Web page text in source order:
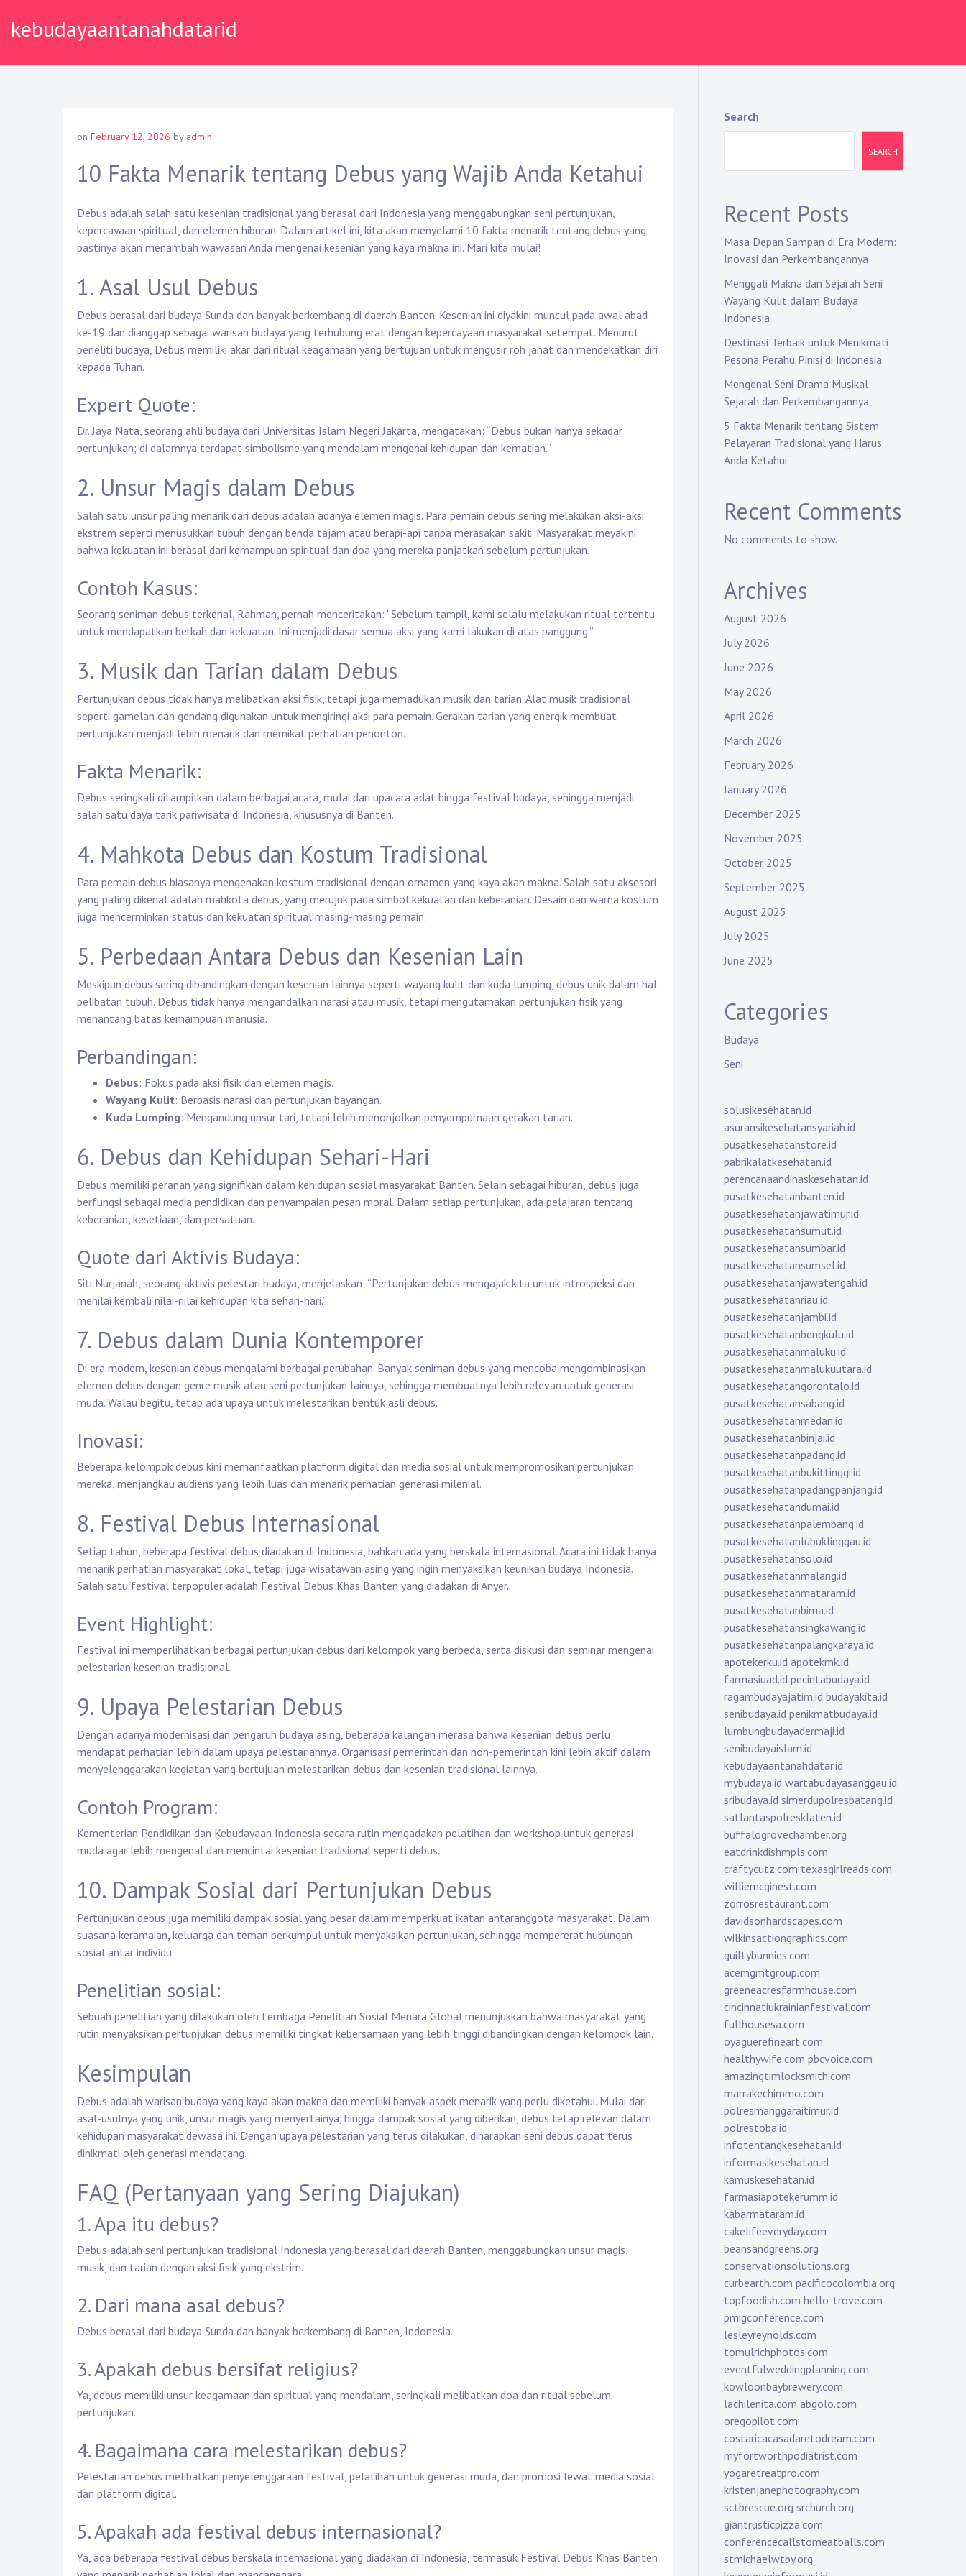
kebudayaantanahdatarid
on February 12, 2026 by admin
10 Fakta Menarik tentang Debus yang Wajib Anda Ketahui
Debus adalah salah satu kesenian tradisional yang berasal dari Indonesia yang menggabungkan seni pertunjukan,
kepercayaan spiritual, dan elemen hiburan. Dalam artikel ini, kita akan menyelami 10 fakta menarik tentang debus yang
pastinya akan menambah wawasan Anda mengenai kesenian yang kaya makna ini. Mari kita mulai!
1. Asal Usul Debus
Debus berasal dari budaya Sunda dan banyak berkembang di daerah Banten. Kesenian ini diyakini muncul pada awal abad
ke-19 dan dianggap sebagai warisan budaya yang terhubung erat dengan kepercayaan masyarakat setempat. Menurut
peneliti budaya, Debus memiliki akar dari ritual keagamaan yang bertujuan untuk mengusir roh jahat dan mendekatkan diri
kepada Tuhan.
Expert Quote:
Dr. Jaya Nata, seorang ahli budaya dari Universitas Islam Negeri Jakarta, mengatakan: “Debus bukan hanya sekadar
pertunjukan; di dalamnya terdapat simbolisme yang mendalam mengenai kehidupan dan kematian.”
2. Unsur Magis dalam Debus
Salah satu unsur paling menarik dari debus adalah adanya elemen magis. Para pemain debus sering melakukan aksi-aksi
ekstrem seperti menusukkan tubuh dengan benda tajam atau berapi-api tanpa merasakan sakit. Masyarakat meyakini
bahwa kekuatan ini berasal dari kemampuan spiritual dan doa yang mereka panjatkan sebelum pertunjukan.
Contoh Kasus:
Seorang seniman debus terkenal, Rahman, pernah menceritakan: “Sebelum tampil, kami selalu melakukan ritual tertentu
untuk mendapatkan berkah dan kekuatan. Ini menjadi dasar semua aksi yang kami lakukan di atas panggung.”
3. Musik dan Tarian dalam Debus
Pertunjukan debus tidak hanya melibatkan aksi fisik, tetapi juga memadukan musik dan tarian. Alat musik tradisional
seperti gamelan dan gendang digunakan untuk mengiringi aksi para pemain. Gerakan tarian yang energik membuat
pertunjukan menjadi lebih menarik dan memikat perhatian penonton.
Fakta Menarik:
Debus seringkali ditampilkan dalam berbagai acara, mulai dari upacara adat hingga festival budaya, sehingga menjadi
salah satu daya tarik pariwisata di Indonesia, khususnya di Banten.
4. Mahkota Debus dan Kostum Tradisional
Para pemain debus biasanya mengenakan kostum tradisional dengan ornamen yang kaya akan makna. Salah satu aksesori
yang paling dikenal adalah mahkota debus, yang merujuk pada simbol kekuatan dan keberanian. Desain dan warna kostum
juga mencerminkan status dan kekuatan spiritual masing-masing pemain.
5. Perbedaan Antara Debus dan Kesenian Lain
Meskipun debus sering dibandingkan dengan kesenian lainnya seperti wayang kulit dan kuda lumping, debus unik dalam hal
pelibatan tubuh. Debus tidak hanya mengandalkan narasi atau musik, tetapi mengutamakan pertunjukan fisik yang
menantang batas kemampuan manusia.
Perbandingan:
Debus: Fokus pada aksi fisik dan elemen magis.
Wayang Kulit: Berbasis narasi dan pertunjukan bayangan.
Kuda Lumping: Mengandung unsur tari, tetapi lebih menonjolkan penyempurnaan gerakan tarian.
6. Debus dan Kehidupan Sehari-Hari
Debus memiliki peranan yang signifikan dalam kehidupan sosial masyarakat Banten. Selain sebagai hiburan, debus juga
berfungsi sebagai media pendidikan dan penyampaian pesan moral. Dalam setiap pertunjukan, ada pelajaran tentang
keberanian, kesetiaan, dan persatuan.
Quote dari Aktivis Budaya:
Siti Nurjanah, seorang aktivis pelestari budaya, menjelaskan: “Pertunjukan debus mengajak kita untuk introspeksi dan
menilai kembali nilai-nilai kehidupan kita sehari-hari.”
7. Debus dalam Dunia Kontemporer
Di era modern, kesenian debus mengalami berbagai perubahan. Banyak seniman debus yang mencoba mengombinasikan
elemen debus dengan genre musik atau seni pertunjukan lainnya, sehingga membuatnya lebih relevan untuk generasi
muda. Walau begitu, tetap ada upaya untuk melestarikan bentuk asli debus.
Inovasi:
Beberapa kelompok debus kini memanfaatkan platform digital dan media sosial untuk mempromosikan pertunjukan
mereka, menjangkau audiens yang lebih luas dan menarik perhatian generasi milenial.
8. Festival Debus Internasional
Setiap tahun, beberapa festival debus diadakan di Indonesia, bahkan ada yang berskala internasional. Acara ini tidak hanya
menarik perhatian masyarakat lokal, tetapi juga wisatawan asing yang ingin menyaksikan keunikan budaya Indonesia.
Salah satu festival terpopuler adalah Festival Debus Khas Banten yang diadakan di Anyer.
Event Highlight:
Festival ini memperlihatkan berbagai pertunjukan debus dari kelompok yang berbeda, serta diskusi dan seminar mengenai
pelestarian kesenian tradisional.
9. Upaya Pelestarian Debus
Dengan adanya modernisasi dan pengaruh budaya asing, beberapa kalangan merasa bahwa kesenian debus perlu
mendapat perhatian lebih dalam upaya pelestariannya. Organisasi pemerintah dan non-pemerintah kini lebih aktif dalam
menyelenggarakan kegiatan yang bertujuan melestarikan debus dan kesenian tradisional lainnya.
Contoh Program:
Kementerian Pendidikan dan Kebudayaan Indonesia secara rutin mengadakan pelatihan dan workshop untuk generasi
muda agar lebih mengenal dan mencintai kesenian tradisional seperti debus.
10. Dampak Sosial dari Pertunjukan Debus
Pertunjukan debus juga memiliki dampak sosial yang besar dalam memperkuat ikatan antaranggota masyarakat. Dalam
suasana keramaian, keluarga dan teman berkumpul untuk menyaksikan pertunjukan, sehingga mempererat hubungan
sosial antar individu.
Penelitian sosial:
Sebuah penelitian yang dilakukan oleh Lembaga Penelitian Sosial Menara Global menunjukkan bahwa masyarakat yang
rutin menyaksikan pertunjukan debus memiliki tingkat kebersamaan yang lebih tinggi dibandingkan dengan kelompok lain.
Kesimpulan
Debus adalah warisan budaya yang kaya akan makna dan memiliki banyak aspek menarik yang perlu diketahui. Mulai dari
asal-usulnya yang unik, unsur magis yang menyertainya, hingga dampak sosial yang diberikan, debus tetap relevan dalam
kehidupan masyarakat dewasa ini. Dengan upaya pelestarian yang terus dilakukan, diharapkan seni debus dapat terus
dinikmati oleh generasi mendatang.
FAQ (Pertanyaan yang Sering Diajukan)
1. Apa itu debus?
Debus adalah seni pertunjukan tradisional Indonesia yang berasal dari daerah Banten, menggabungkan unsur magis,
musik, dan tarian dengan aksi fisik yang ekstrim.
2. Dari mana asal debus?
Debus berasal dari budaya Sunda dan banyak berkembang di Banten, Indonesia.
3. Apakah debus bersifat religius?
Ya, debus memiliki unsur keagamaan dan spiritual yang mendalam, seringkali melibatkan doa dan ritual sebelum
pertunjukan.
4. Bagaimana cara melestarikan debus?
Pelestarian debus melibatkan penyelenggaraan festival, pelatihan untuk generasi muda, dan promosi lewat media sosial
dan platform digital.
5. Apakah ada festival debus internasional?
Ya, ada beberapa festival debus berskala internasional yang diadakan di Indonesia, termasuk Festival Debus Khas Banten
Search
SEARCH
Recent Posts
Masa Depan Sampan di Era Modern:
Inovasi dan Perkembangannya
Menggali Makna dan Sejarah Seni
Wayang Kulit dalam Budaya
Indonesia
Destinasi Terbaik untuk Menikmati
Pesona Perahu Pinisi di Indonesia
Mengenal Seni Drama Musikal:
Sejarah dan Perkembangannya
5 Fakta Menarik tentang Sistem
Pelayaran Tradisional yang Harus
Anda Ketahui
Recent Comments
No comments to show.
Archives
August 2026
July 2026
June 2026
May 2026
April 2026
March 2026
February 2026
January 2026
December 2025
November 2025
October 2025
September 2025
August 2025
July 2025
June 2025
Categories
Budaya
Seni
solusikesehatan.id
asuransikesehatansyariah.id
pusatkesehatanstore.id
pabrikalatkesehatan.id
perencanaandinaskesehatan.id
pusatkesehatanbanten.id
pusatkesehatanjawatimur.id
pusatkesehatansumut.id
pusatkesehatansumbar.id
pusatkesehatansumsel.id
pusatkesehatanjawatengah.id
pusatkesehatanriau.id
pusatkesehatanjambi.id
pusatkesehatanbengkulu.id
pusatkesehatanmaluku.id
pusatkesehatanmalukuutara.id
pusatkesehatangorontalo.id
pusatkesehatansabang.id
pusatkesehatanmedan.id
pusatkesehatanbinjai.id
pusatkesehatanpadang.id
pusatkesehatanbukittinggi.id
pusatkesehatanpadangpanjang.id
pusatkesehatandumai.id
pusatkesehatanpalembang.id
pusatkesehatanlubuklinggau.id
pusatkesehatansolo.id
pusatkesehatanmalang.id
pusatkesehatanmataram.id
pusatkesehatanbima.id
pusatkesehatansingkawang.id
pusatkesehatanpalangkaraya.id
apotekerku.id apotekmk.id
farmasiuad.id pecintabudaya.id
ragambudayajatim.id budayakita.id
senibudaya.id penikmatbudaya.id
lumbungbudayadermaji.id
senibudayaislam.id
kebudayaantanahdatar.id
mybudaya.id wartabudayasanggau.id
sribudaya.id simerdupolresbatang.id
satlantaspolresklaten.id
buffalogrovechamber.org
eatdrinkdishmpls.com
craftycutz.com texasgirlreads.com
williemcginest.com
zorrosrestaurant.com
davidsonhardscapes.com
wilkinsactiongraphics.com
guiltybunnies.com
acemgmtgroup.com
greeneacresfarmhouse.com
cincinnatiukrainianfestival.com
fullhousesa.com
oyaguerefineart.com
healthywife.com pbcvoice.com
amazingtimlocksmith.com
marrakechimmo.com
polresmanggaraitimur.id
polrestoba.id
infotentangkesehatan.id
informasikesehatan.id
kamuskesehatan.id
farmasiapotekerumm.id
kabarmataram.id
cakelifeeveryday.com
beansandgreens.org
conservationsolutions.org
curbearth.com pacificocolombia.org
topfoodish.com hello-trove.com
pmigconference.com
lesleyreynolds.com
tomulrichphotos.com
eventfulweddingplanning.com
kowloonbaybrewery.com
lachilenita.com abgolo.com
oregopilot.com
costaricacasadaretodream.com
myfortworthpodiatrist.com
yogaretreatpro.com
kristenjanephotography.com
sctbrescue.org srchurch.org
giantrusticpizza.com
conferencecallstomeatballs.com
stmichaelwtby.org